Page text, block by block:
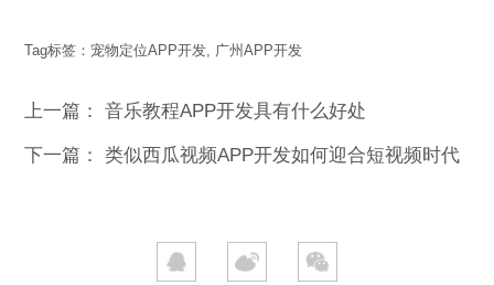
Tag标签：宠物定位APP开发, 广州APP开发
上一篇：音乐教程APP开发具有什么好处
下一篇：类似西瓜视频APP开发如何迎合短视频时代